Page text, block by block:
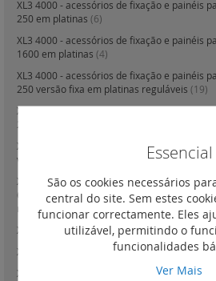
XL3 4000 - acessórios de fixação e painéis
250 em platinas (6)
XL3 4000 - acessórios de fixação e painéis
1600 em platinas (4)
XL3 4000 - acessórios de fixação e painéis
250 versão fixa em platinas reguláveis (19)
XL3 4000 - acessórios de fixação e painéis
250 versão extraível em platinas reguláveis
XL3 4000 - acessórios de fixação e painéis
versão fixa e tomadas frontais ou
XL3 4000 - acessórios de fixação e painéis
630 versão extraível ou seccionáveis e
reguláveis
XL3 160 - quadros de distribuição salientes
XL3 160 - quadros de distribuição de
XL3 400 - quadros
Essencial
São os cookies necessários
central do site. Sem estes
funcionar correctamente. Eles
utilizável, permitindo o
funcionalidades
Ver Mais